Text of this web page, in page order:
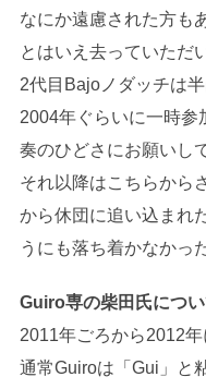
なにか遠慮された方も
とはいえ去っていただ
2代目Bajoノダッチは
2004年ぐらいに一時
奏のひどさにお願いし
それ以降はこちらから
から休団に追い込まれ
うにも落ち着かなかっ
Guiro専の柴田氏につ
2011年ごろから2012年
通常Guiroは「Gui」と